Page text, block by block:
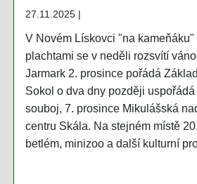
27.11.2025 |
V Novém Lískovci "na kameňáku"
plachtami se v neděli rozsvítí
Jarmark 2. prosince pořádá
Sokol o dva dny později
souboj, 7. prosince Mikulášská
centru Skála. Na stejném místě
betlém, minizoo a další kulturní